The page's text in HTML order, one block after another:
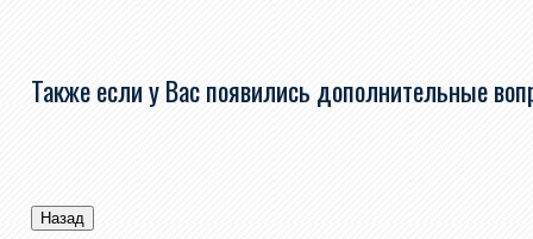
Также если у Вас появились дополнительные